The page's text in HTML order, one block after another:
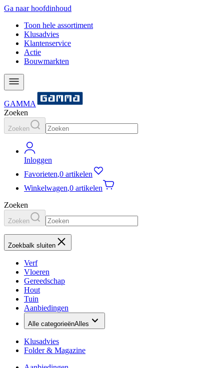
Ga naar hoofdinhoud
Toon hele assortiment
Klusadvies
Klantenservice
Actie
Bouwmarkten
GAMMA
Zoeken
Zoeken
Inloggen
Favorieten,0 artikelen
Winkelwagen,0 artikelen
Zoeken
Zoeken
Zoekbalk sluiten
Verf
Vloeren
Gereedschap
Hout
Tuin
Aanbiedingen
Alle categorieënAlles
Klusadvies
Folder & Magazine